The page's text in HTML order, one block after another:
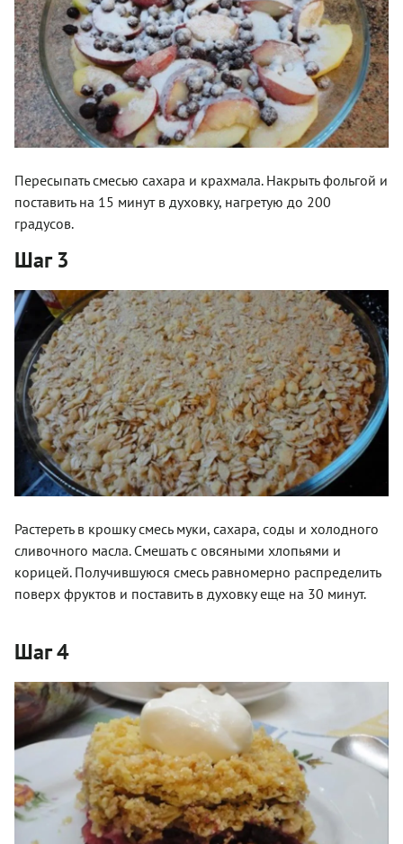
Пересыпать смесью сахара и крахмала. Накрыть фольгой и
поставить на 15 минут в духовку, нагретую до 200
градусов.
Шаг 3
Растереть в крошку смесь муки, сахара, соды и холодного
сливочного масла. Смешать с овсяными хлопьями и
корицей. Получившуюся смесь равномерно распределить
поверх фруктов и поставить в духовку еще на 30 минут.
Шаг 4